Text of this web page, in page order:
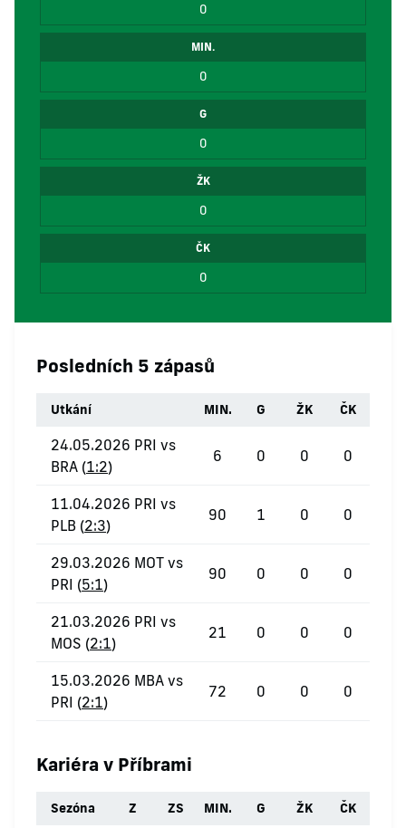
0
MIN.
0
G
0
ŽK
0
ČK
0
Posledních 5 zápasů
Utkání MIN. G ŽK ČK
24.05.2026 PRI vs
BRA (1:2)
6 0 0 0
11.04.2026 PRI vs
PLB (2:3)
90 1 0 0
29.03.2026 MOT vs
PRI (5:1)
90 0 0 0
21.03.2026 PRI vs
MOS (2:1)
21 0 0 0
15.03.2026 MBA vs
PRI (2:1)
72 0 0 0
Kariéra v Příbrami
Sezóna Z ZS MIN. G ŽK ČK